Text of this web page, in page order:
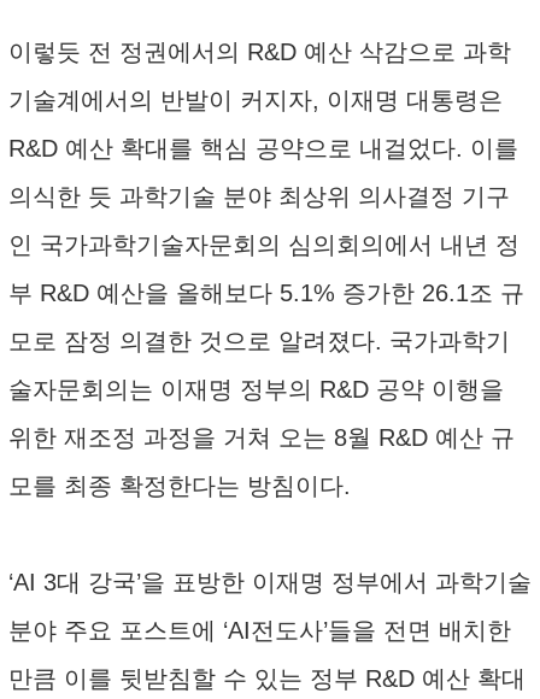
이렇듯 전 정권에서의 R&D 예산 삭감으로 과학
기술계에서의 반발이 커지자, 이재명 대통령은
R&D 예산 확대를 핵심 공약으로 내걸었다. 이를
의식한 듯 과학기술 분야 최상위 의사결정 기구
인 국가과학기술자문회의 심의회의에서 내년 정
부 R&D 예산을 올해보다 5.1% 증가한 26.1조 규
모로 잠정 의결한 것으로 알려졌다. 국가과학기
술자문회의는 이재명 정부의 R&D 공약 이행을
위한 재조정 과정을 거쳐 오는 8월 R&D 예산 규
모를 최종 확정한다는 방침이다.
‘AI 3대 강국’을 표방한 이재명 정부에서 과학기술
분야 주요 포스트에 ‘AI전도사’들을 전면 배치한
만큼 이를 뒷받침할 수 있는 정부 R&D 예산 확대